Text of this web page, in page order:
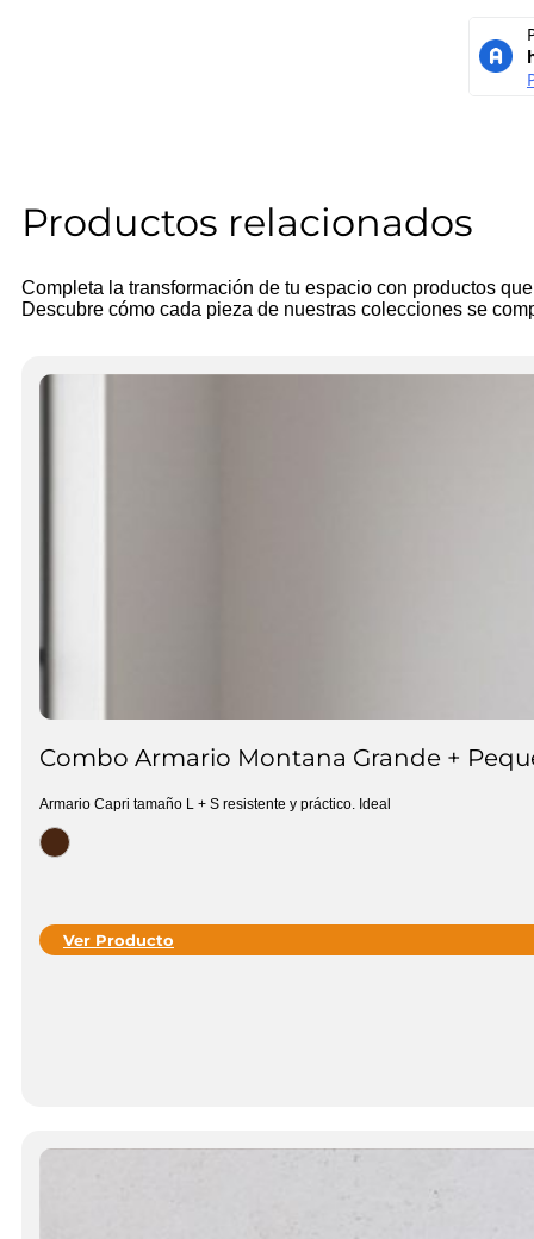
cantidad
Productos relacionados
Completa la transformación de tu espacio con productos
Descubre cómo cada pieza de nuestras colecciones se
Combo Armario Montana Grande +
Armario Capri tamaño L + S resistente y práctico. Ideal
Ver Producto